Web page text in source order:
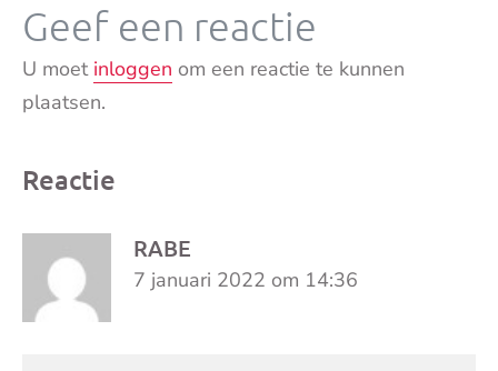
Geef een reactie
U moet inloggen om een reactie te kunnen
plaatsen.
Reactie
RABE
7 januari 2022 om 14:36